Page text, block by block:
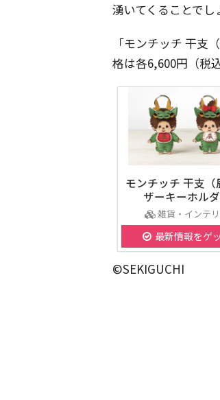
湧いてくることでし
「モンチッチ 干支
格は各6,600円（税
モンチッチ 干支（
ザーキーホル
雑貨・インテ
最新情報をゲ
©SEKIGUCHI